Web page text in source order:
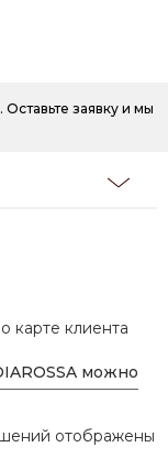
заявку и мы
карте клиента
можно
отображены